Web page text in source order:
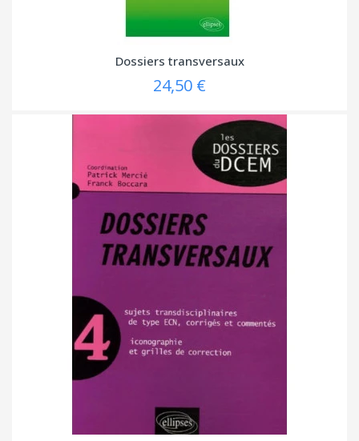
Dossiers transversaux
24,50 €